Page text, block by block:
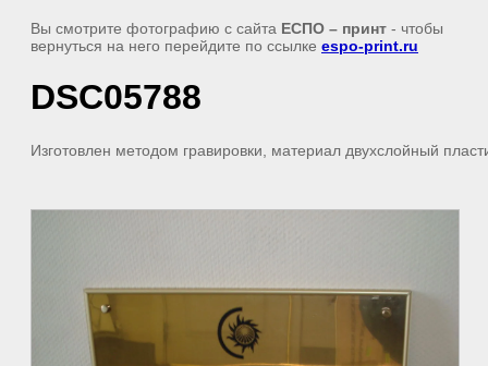
Вы смотрите фотографию с сайта ЕСПО – принт - чтобы
вернуться на него перейдите по ссылке espo-print.ru
DSC05788
Изготовлен методом гравировки, материал двухслойный